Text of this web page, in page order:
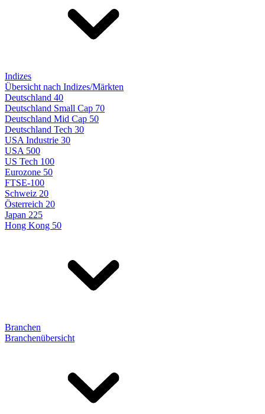
Indizes
Übersicht nach Indizes/Märkten
Deutschland 40
Deutschland Small Cap 70
Deutschland Mid Cap 50
Deutschland Tech 30
USA Industrie 30
USA 500
US Tech 100
Eurozone 50
FTSE-100
Schweiz 20
Österreich 20
Japan 225
Hong Kong 50
Branchen
Branchenübersicht